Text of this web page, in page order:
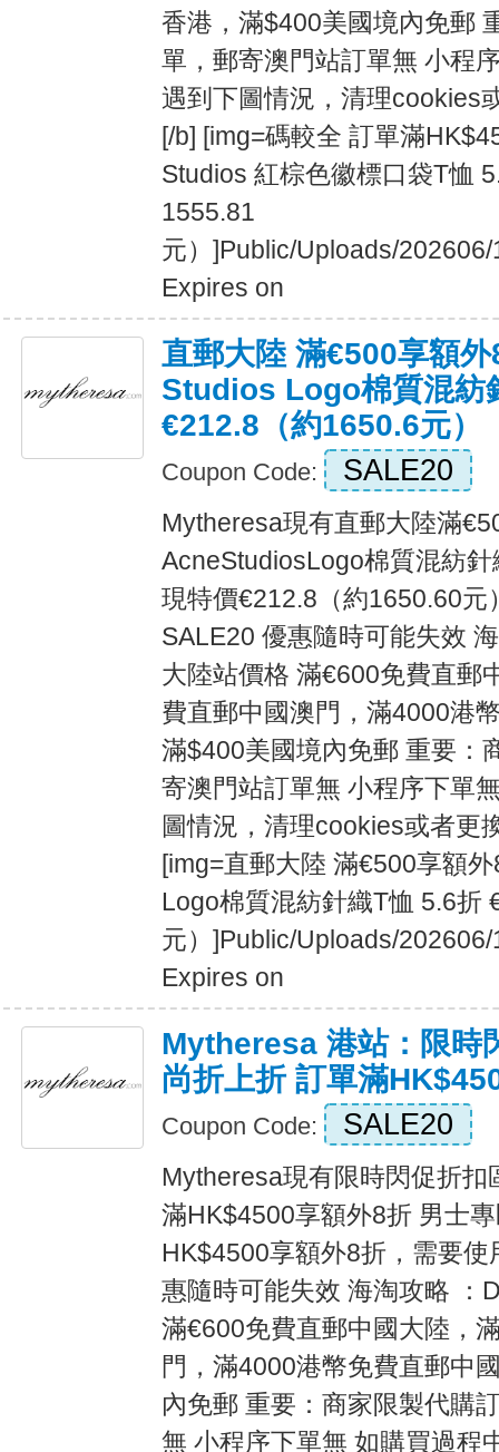
香港，滿$400美國境內免郵
單，郵寄澳門站訂單無 小程
遇到下圖情況，清理cookies
[/b] [img=碼較全 訂單滿
Studios 紅棕色徽標口袋T恤
1555.81
元）]Public/Uploads/
Expires on
直郵大陸 滿€500享額
Studios Logo棉質混紡
€212.8（約1650.6元）
Coupon Code: SALE20
Mytheresa現有直郵大陸滿
AcneStudiosLogo棉質混紡
現特價€212.8（約1650.60元
SALE20 優惠隨時可能失效
大陸站價格 滿€600免費直郵
費直郵中國澳門，滿4000港
滿$400美國境內免郵 重要：
寄澳門站訂單無 小程序下單
圖情況，清理cookies或者更
[img=直郵大陸 滿€500享額
Logo棉質混紡針織T恤 5.6折
元）]Public/Uploads/
Expires on
Mytheresa 港站：限時
尚折上折 訂單滿
Coupon Code: SALE20
Mytheresa現有限時閃促折
滿HK$4500享額外8折 男士
HK$4500享額外8折，需要
惠隨時可能失效 海淘攻略 ：
滿€600免費直郵中國大陸，
門，滿4000港幣免費直郵中
內免郵 重要：商家限製代購
無 小程序下單無 如購買過程